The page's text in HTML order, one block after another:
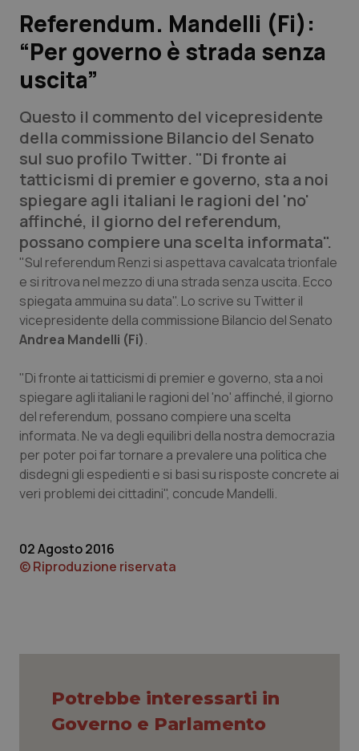
Lavoro e Professioni
Scienza e Farmaci
Studi e Analisi
Lettere al direttore
Edizioni Regionali
QS Pro
Professionisti Sanitari.AI
Abruzzo
Basilicata
Calabria
Campania
Emilia-Romagna
Lazio
Molise
QS Pro Gold
Artrite & artrosi
Asma & BPCO
Car-T
Colesterolo & coronaropatie
Diabete & glucometri
Epatiti
QS Club Newsletter
Referendum. Mandelli (Fi):
“Per governo è strada senza
uscita”
Questo il commento del vicepresidente
della commissione Bilancio del Senato
sul suo profilo Twitter. "Di fronte ai
tatticismi di premier e governo, sta a noi
spiegare agli italiani le ragioni del 'no'
affinché, il giorno del referendum,
possano compiere una scelta informata".
"Sul referendum Renzi si aspettava cavalcata trionfale
e si ritrova nel mezzo di una strada senza uscita. Ecco
spiegata ammuina su data". Lo scrive su Twitter il
vicepresidente della commissione Bilancio del Senato
Andrea Mandelli (Fi).
"Di fronte ai tatticismi di premier e governo, sta a noi
spiegare agli italiani le ragioni del 'no' affinché, il giorno
del referendum, possano compiere una scelta
informata. Ne va degli equilibri della nostra democrazia
per poter poi far tornare a prevalere una politica che
disdegni gli espedienti e si basi su risposte concrete ai
veri problemi dei cittadini", concude Mandelli.
02 Agosto 2016
© Riproduzione riservata
Potrebbe interessarti in
Governo e Parlamento